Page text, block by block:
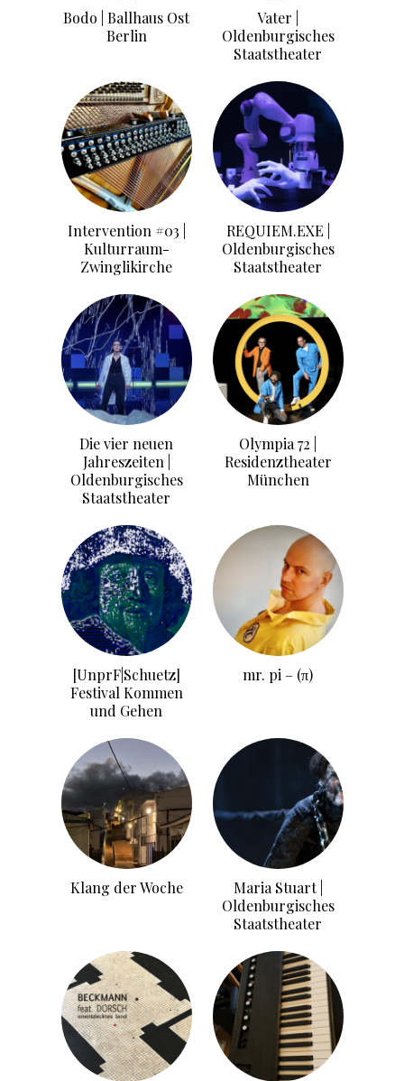
Bodo | Ballhaus Ost
Berlin
Vater |
Oldenburgisches
Staatstheater
Intervention #03 |
Kulturraum-
Zwinglikirche
REQUIEM.EXE |
Oldenburgisches
Staatstheater
Die vier neuen
Jahreszeiten |
Oldenburgisches
Staatstheater
Olympia 72 |
Residenztheater
München
[UnprF|Schuetz]
Festival Kommen
und Gehen
mr. pi – (π)
Klang der Woche
Maria Stuart |
Oldenburgisches
Staatstheater